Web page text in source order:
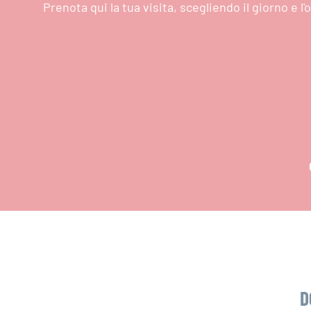
Prenota qui la tua visita, scegliendo il giorno e